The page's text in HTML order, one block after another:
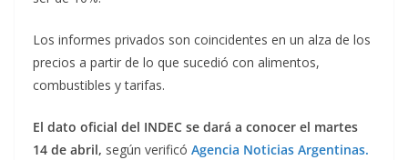
Los informes privados son coincidentes en un alza de los
precios a partir de lo que sucedió con alimentos,
combustibles y tarifas.
El dato oficial del INDEC se dará a conocer el martes
14 de abril, según verificó Agencia Noticias Argentinas.